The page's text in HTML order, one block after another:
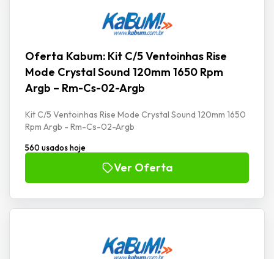
Oferta Kabum: Kit C/5 Ventoinhas Rise
Mode Crystal Sound 120mm 1650 Rpm
Argb – Rm-Cs-02-Argb
Kit C/5 Ventoinhas Rise Mode Crystal Sound 120mm 1650
Rpm Argb - Rm-Cs-02-Argb
560 usados hoje
Ver Oferta